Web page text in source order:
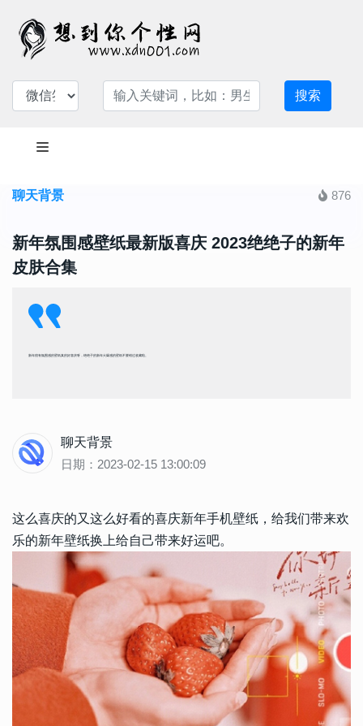
搜索
聊天背景 876
新年氛围感壁纸最新版喜庆 2023绝绝子的新年
皮肤合集
新年很有氛围感的壁纸真的好喜庆呀，绝绝子的新年火爆感的壁纸不要错过收藏啦。
聊天背景
日期：2023-02-15 13:00:09
这么喜庆的又这么好看的喜庆新年手机壁纸，给我们带来欢
乐的新年壁纸换上给自己带来好运吧。